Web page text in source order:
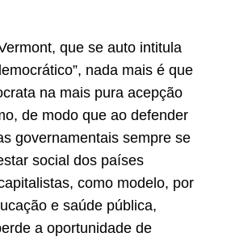
que se auto intitula
nada mais é que
na mais pura acepção
de modo que ao defender
governamentais sempre se
social dos países
como modelo, por
e saúde pública,
a oportunidade de